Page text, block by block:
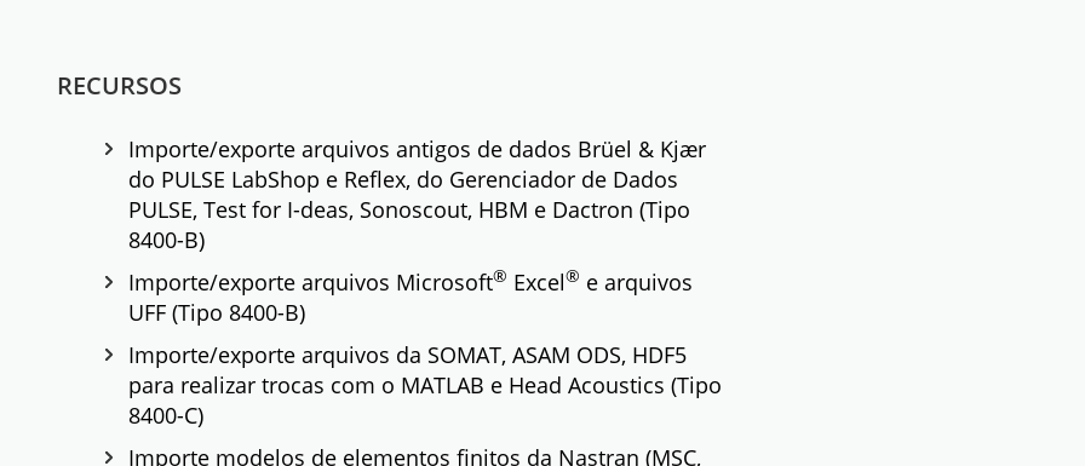
RECURSOS
Importe/exporte arquivos antigos de dados Brüel & Kjær
do PULSE LabShop e Reflex, do Gerenciador de Dados
PULSE, Test for I-deas, Sonoscout, HBM e Dactron (Tipo
8400-B)
Importe/exporte arquivos Microsoft® Excel® e arquivos
UFF (Tipo 8400-B)
Importe/exporte arquivos da SOMAT, ASAM ODS, HDF5
para realizar trocas com o MATLAB e Head Acoustics (Tipo
8400-C)
Importe modelos de elementos finitos da Nastran (MSC,